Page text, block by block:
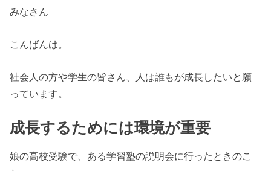
みなさん
こんばんは。
社会人の方や学生の皆さん、人は誰もが成長したいと願
っています。
成長するためには環境が重要
娘の高校受験で、ある学習塾の説明会に行ったときのこ